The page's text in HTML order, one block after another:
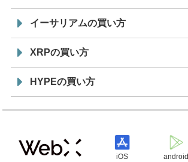
イーサリアムの買い方
XRPの買い方
HYPEの買い方
iOS android